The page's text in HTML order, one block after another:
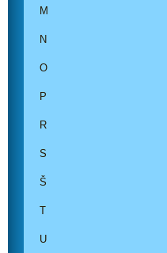
M
N
O
P
R
S
Š
T
U